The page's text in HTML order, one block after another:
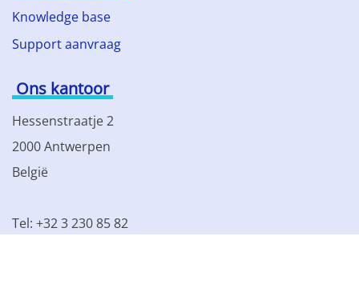
Knowledge base
Support aanvraag
Ons kantoor
Hessenstraatje 2
2000 Antwerpen
België
Tel: +32 3 230 85 82